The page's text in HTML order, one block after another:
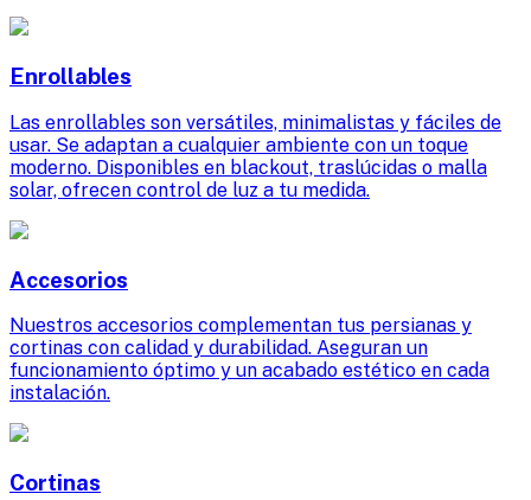
Enrollables
Las enrollables son versátiles, minimalistas y fáciles de
usar. Se adaptan a cualquier ambiente con un toque
moderno. Disponibles en blackout, traslúcidas o malla
solar, ofrecen control de luz a tu medida.
Accesorios
Nuestros accesorios complementan tus persianas y
cortinas con calidad y durabilidad. Aseguran un
funcionamiento óptimo y un acabado estético en cada
instalación.
Cortinas